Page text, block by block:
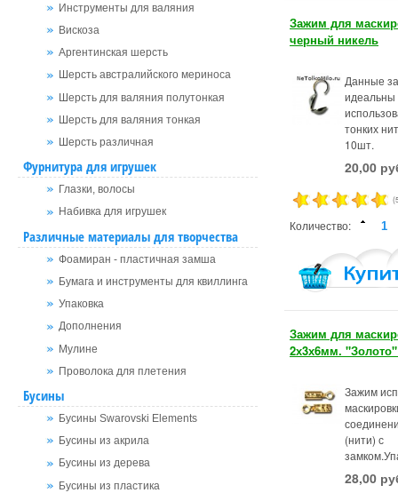
Инструменты для валяния
Вискоза
Аргентинская шерсть
Шерсть австралийского мериноса
Шерсть для валяния полутонкая
Шерсть для валяния тонкая
Шерсть различная
Фурнитура для игрушек
Глазки, волосы
Набивка для игрушек
Различные материалы для творчества
Фоамиран - пластичная замша
Бумага и инструменты для квиллинга
Упаковка
Дополнения
Мулине
Проволока для плетения
Бусины
Бусины Swarovski Elements
Бусины из акрила
Бусины из дерева
Бусины из пластика
Зажим для
черный никель
Данные
идеальны
тонких
10шт.
20,00
Количество:
Зажим для
2х3х6мм.
Зажим
(нити) с
28,00